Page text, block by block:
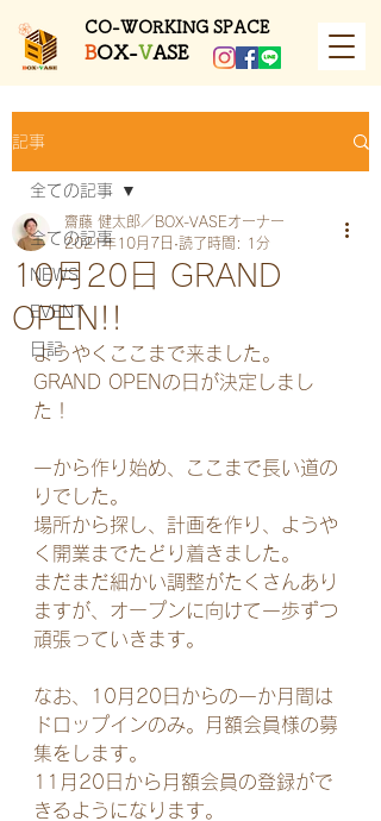
​CO-WORKING SPACE
BOX-VASE
記事
全ての記事
NEWS
EVENT
日記
全ての記事
10月20日 GRAND
OPEN!!
齋藤 健太郎／BOX-VASEオーナー
2021年10月7日 読了時間: 1分
ようやくここまで来ました。
GRAND OPENの日が決定しまし
た！
一から作り始め、ここまで長い道の
りでした。
場所から探し、計画を作り、ようや
く開業までたどり着きました。
まだまだ細かい調整がたくさんあり
ますが、オープンに向けて一歩ずつ
頑張っていきます。
なお、10月20日からの一か月間は
ドロップインのみ。月額会員様の募
集をします。
11月20日から月額会員の登録がで
きるようになります。